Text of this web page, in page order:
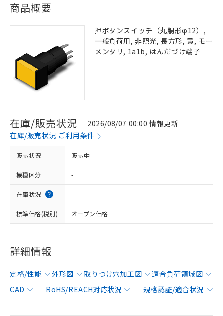
商品概要
押ボタンスイッチ（丸胴形φ12）,
一般負荷用, 非照光, 長方形, 黄, モー
メンタリ, 1a1b, はんだづけ端子
在庫/販売状況
2026/08/07 00:00 情報更新
在庫/販売状況 ご利用条件
販売状況 販売中
機種区分 -
在庫状況
標準価格(税別) オープン価格
詳細情報
定格/性能 外形図 取りつけ穴加工図
適合負荷領域図
CAD
RoHS/REACH対応状況 規格認証/適合状況